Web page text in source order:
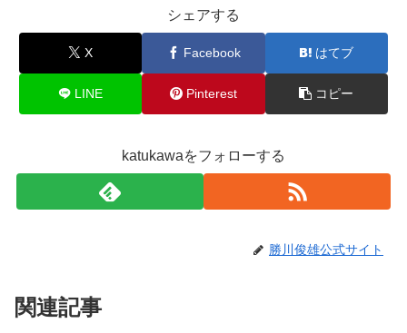
シェアする
X Facebook はてブ
LINE Pinterest コピー
katukawaをフォローする
勝川俊雄公式サイト
関連記事